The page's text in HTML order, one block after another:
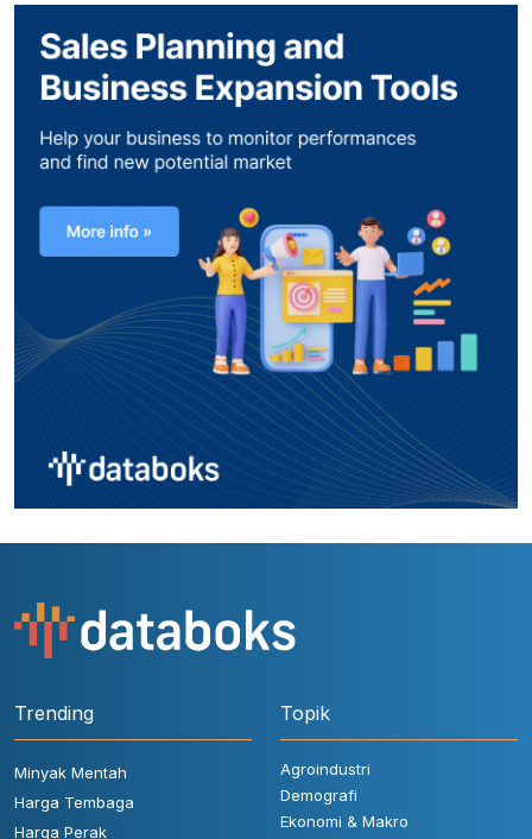
Trending
Minyak Mentah
Harga Tembaga
Harga Perak
Topik
Agroindustri
Demografi
Ekonomi & Makro